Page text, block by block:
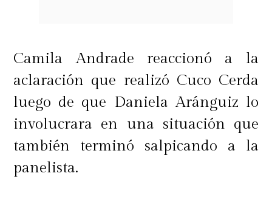
Camila Andrade reaccionó a la
aclaración que realizó Cuco Cerda
luego de que Daniela Aránguiz lo
involucrara en una situación que
también terminó salpicando a la
panelista.